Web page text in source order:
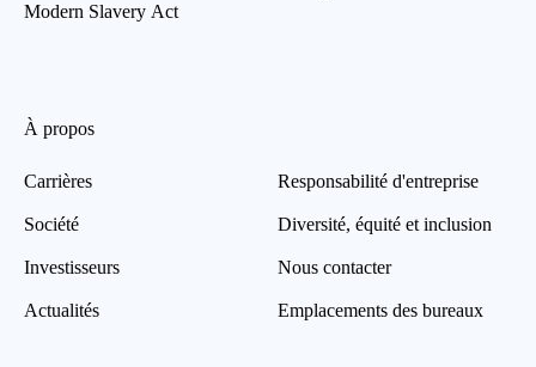
Modern Slavery Act
À propos
Carrières
Société
Investisseurs
Actualités
Responsabilité d'entreprise
Diversité, équité et inclusion
Nous contacter
Emplacements des bureaux